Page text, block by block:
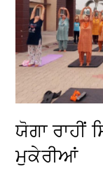
ਯੋਗਾ ਰਾਹੀਂ
ਮੁਕੇਰੀਆਂ